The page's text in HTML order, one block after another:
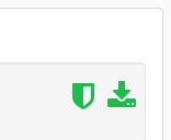
сайте